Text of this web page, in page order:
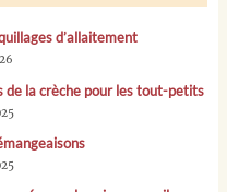
d’allaitement
de la crèche pour les tout-petits